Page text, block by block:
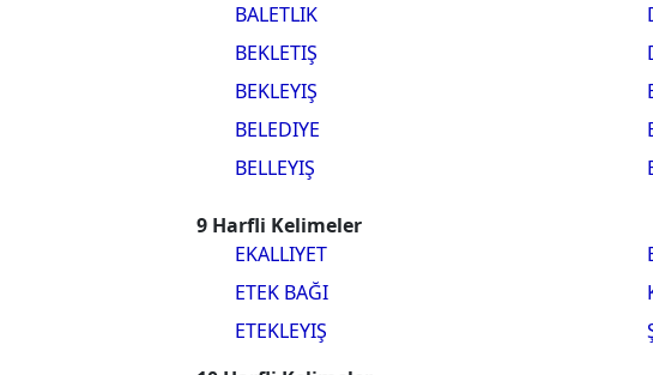
BALETLIK
BEKLETIŞ
BEKLEYIŞ
BELEDIYE
BELLEYIŞ
9 Harfli Kelimeler
EKALLIYET
ETEK BAĞI
ETEKLEYIŞ